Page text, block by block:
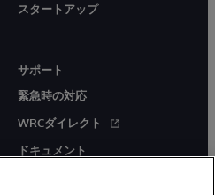
スタートアップ
サポート
緊急時の対応
WRCダイレクト
ドキュメント